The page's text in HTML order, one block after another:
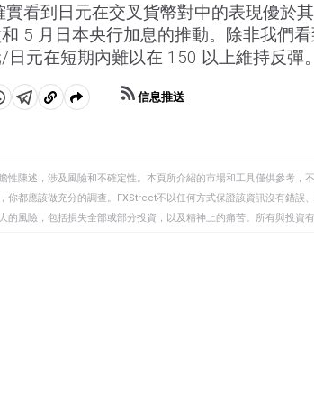
實看到日元在交叉貨幣對中的表現優於
5 月日本央行加息的推動。除非我們
日元在短期內難以在 150 以上維持反彈
分
Telegram
複
剪
貼
板
信息推送
性陳述，涉及風險和不確定性。本頁所介紹的市場和工具僅供參考，
你都應該做充分的調查。FXStreet不以任何方式保證該資訊沒有錯誤
的風險，包括損失全部或部分投資，以及精神上的痛苦。所有與投資